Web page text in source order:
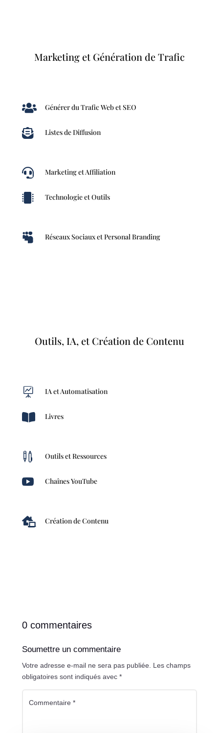
Marketing et Génération de Trafic
 Générer du Trafic Web et SEO
 Listes de Diffusion
 Marketing et Affiliation
 Technologie et Outils
 Réseaux Sociaux et Personal Branding
Outils, IA, et Création de Contenu
 IA et Automatisation
 Livres
 Outils et Ressources
 Chaînes YouTube
 Création de Contenu
0 commentaires
Soumettre un commentaire
Votre adresse e-mail ne sera pas publiée. Les champs
obligatoires sont indiqués avec *